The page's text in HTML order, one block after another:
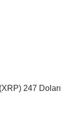
247 Doları